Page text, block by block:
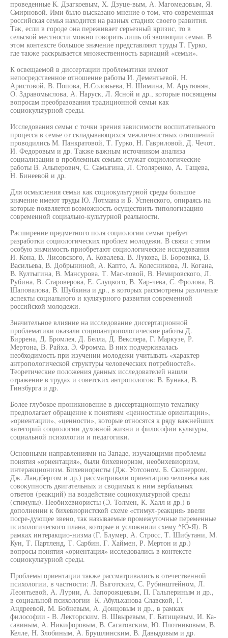
проведенные К. Дзагкоевым, X. Дзуце-вым, А. Магомедовым, Я.
Смирновой. Ими было высказано мнение о том, что современная
российская семья находится на разных стадиях своего развития.
Так, если в городе она переживает серьезный кризис, то в
сельской местности можно говорить лишь об эволюции семьи. В
этом контексте большое значение представляют труды Т. Гурко,
где также раскрывается множественность вариаций «семьи».
К освещаемой в диссертации проблематики имеют
непосредственное отношение работы И. Дементьевой, Н.
Аристовой, В. Попова, Н.Соловьева, Н. Шимина, М. Арутюнян,
О. Здравомыслова, А. Наруск, Л. Ясной и др., которые посвящены
вопросам преобразования традиционной семьи как
социокультурной среды.
Исследования семьи с точки зрения зависимости воспитательного
процесса в семье от складывающихся межличностных отношений
проводились М. Панкратовой, Т. Гурко, Н. Гавриловой, Д. Чечот,
И. Федоровым и др. Также важным источником анализа
социализации в проблемных семьях служат социологические
работы В. Альперович, С. Самыгина, Л. Столяренко, А. Тащева,
Н. Бинеевой и др.
Для осмысления семьи как социокультурной среды большое
значение имеют труды Ю. Лотмана и Б. Успенского, опираясь на
которые появляется возможность осуществить типологизацию
современной социально-культурной реальности.
Расширение предметного поля социологии семьи требует
разработки социологических проблем молодежи. В связи с этим
особую значимость приобретают социологические исследования
И. Кона, В. Лисовского, А. Ковалева, В. Лукова, В. Боровика, В.
Васильева, В. Добрыниной, А. Капто, А. Колесникова, Л. Когана,
В. Култыгина, В. Мансурова, Т. Мас-ловой, В. Немировского, Л.
Рубина, В. Староверова, Е. Слуцкого, В. Хар-чева, С. Фролова, В.
Шаповалова, В. Шубкина и др., в которых рассмотрены различные
аспекты социального и культурного развития современной
российской молодежи.
Значительное влияние на исследование диссертационной
проблематики оказали социоантропологические работы Д.
Биррена, Д. Бромлея, Д. Белла, Д. Векслера, Г. Маркузе, Р.
Мертона, В. Райха, Э. Фромма. В них подчеркивалась
необходимость при изучении молодежи учитывать «характер
антропологической структуры человеческих потребностей».
Теоретические положения данных исследователей нашли
отражение в трудах и советских антропологов: В. Бунака, В.
Гинзбурга и др.
Более глубокое проникновение в диссертационную тематику
предполагает обращение к понятиям «ценностные ориентации»,
«ориентации», «ценности», которые относятся к ряду важнейших
категорий социологии духовной жизни и философии культуры,
социальной психологии и педагогики.
Основными направлениями на Западе, изучающими проблемы
понятия «ориентация», были бихевиоризм, необихевиоризм,
интеракционизм. Бихевиористы (Дж. Уотсоном, Б. Скинерром,
Дж. Ландбергом и др.) рассматривали ориентацию человека как
совокупность двигательных и сводимых к ним вербальных
ответов (реакций) на воздействие социокультурной среды
(стимулы). Необихевиористы (Э. Толмен, К. Халл и др.) в
дополнении к бихевиористской схеме «стимул-реакция» ввели
посре-дующее звено, так называемые промежуточные переменные
психологического плана, которые и усложнили схему ^Ю-Я). В
рамках интеракцио-низма (Г. Блумер, А. Стросс, Т. Шибутани, М.
Кун, Т. Партленд, Т. Сарбин, Г. Хаймен, Р. Мертон и др.)
вопросы понятия «ориентация» исследовались в контексте
социокультурной среды.
Проблемы ориентации также рассматривались в отечественной
психологии, в частности: Л. Выготским, С. Рубинштейном, Л.
Леонтьевой, А. Лурии, А. Запорожцевым, П. Гальпериным и др.,
в социальной психологии -К. Абульханова-Славской, Г.
Андреевой, М. Бобневым, А. Донцовым и др., в рамках
философии - В. Лекторским, В. Швыревым, Г. Батищевым, И. Ка-
савиным, А. Никифоровым, В. Сагатовским, Ю. Плотниковым, В.
Келле, Н. Злобиным, А. Брушлинским, В. Давыдовым и др.